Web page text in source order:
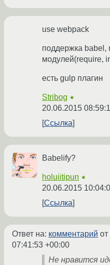
use webpack
поддержка babel,
модулей(require,
есть gulp плагин
Stribog ★
20.06.2015
Ссылка
Babelify?
holuiitipun ★
20.06.2015
Ссылка
Ответ на: комментарий
07:41:53 +00:00
Не нравится